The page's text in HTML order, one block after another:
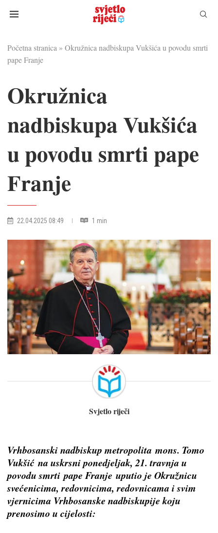
Početna stranica » Okružnica nadbiskupa Vukšića u povodu smrti
pape Franje
Okružnica
nadbiskupa Vukšića
u povodu smrti pape
Franje
22.04.2025 08:49 1 min
Svjetlo riječi
Vrhbosanski nadbiskup metropolita mons. Tomo
Vukšić na uskrsni ponedjeljak, 21. travnja u
povodu smrti pape Franje uputio je Okružnicu
svećenicima, redovnicima, redovnicama i svim
vjernicima Vrhbosanske nadbiskupije koju
prenosimo u cijelosti: